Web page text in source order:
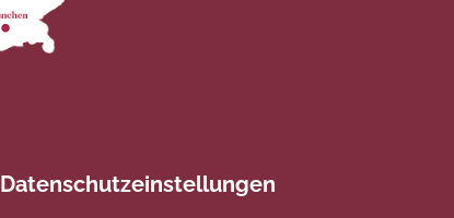
Datenschutzeinstellungen